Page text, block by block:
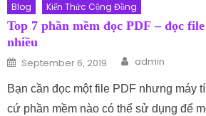
Blog Kiến Thức Cộng Đồng
Top 7 phần mềm đọc PDF – đọc
nhiều
Posted on
September 6, 2019 Author
admin
Bạn cần đọc một file PDF nhưng máy
cứ phần mềm nào có thể sử dụng để